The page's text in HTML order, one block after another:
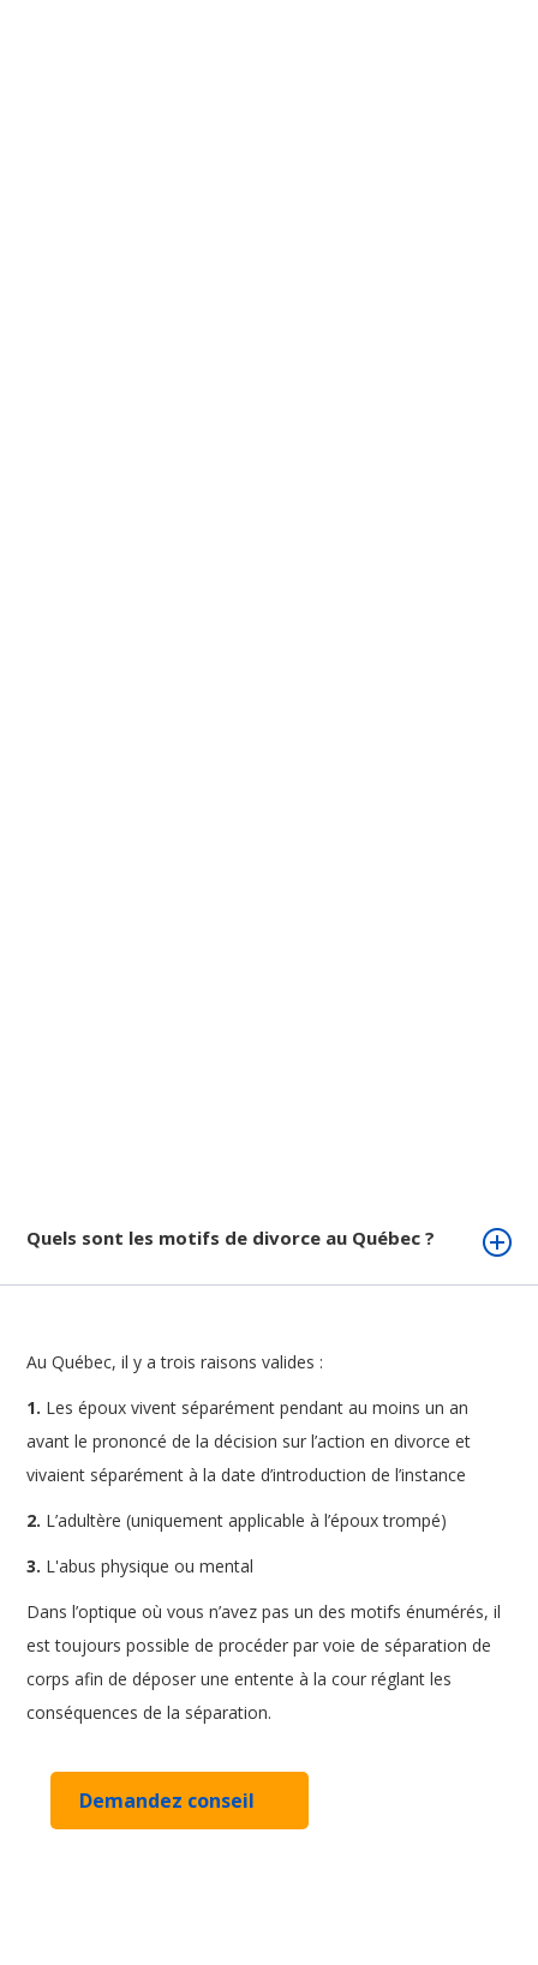
Quels sont les motifs de divorce au Québec ?
Au Québec, il y a trois raisons valides :
1. Les époux vivent séparément pendant au moins un an
avant le prononcé de la décision sur l’action en divorce et
vivaient séparément à la date d’introduction de l’instance
2. L’adultère (uniquement applicable à l’époux trompé)
3. L'abus physique ou mental
Dans l’optique où vous n’avez pas un des motifs énumérés, il
est toujours possible de procéder par voie de séparation de
corps afin de déposer une entente à la cour réglant les
conséquences de la séparation.
Demandez conseil